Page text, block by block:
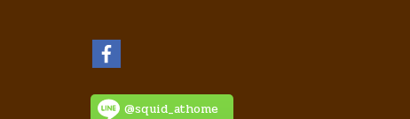
@squid_athome